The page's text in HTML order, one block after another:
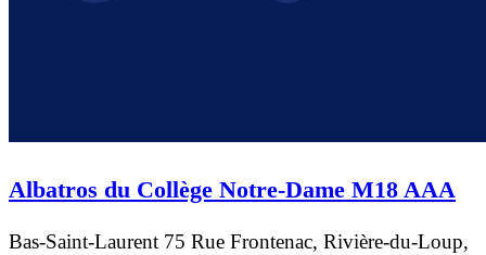
Albatros du Collège Notre-Dame M18 AAA
Bas-Saint-Laurent 75 Rue Frontenac, Rivière-du-Loup,